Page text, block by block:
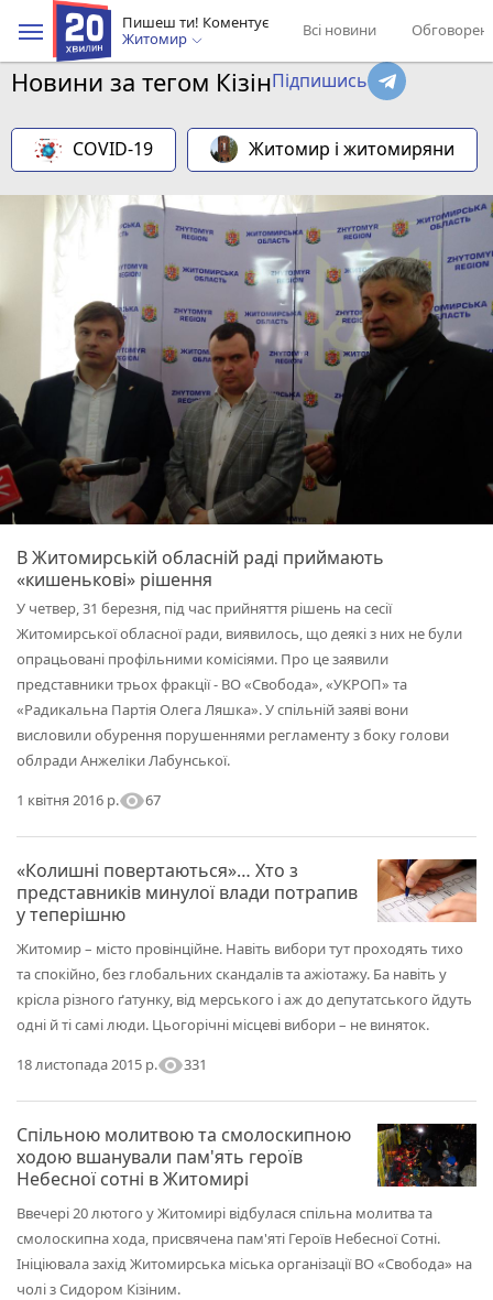
Пишеш ти! Коментує
Житомир
Всі новини
Новини за тегом КізінПідпишись
COVID-19 Житомир і житомиряни
В Житомирській обласній раді приймають
«кишенькові» рішення
У четвер, 31 березня, під час прийняття рішень на сесії
Житомирської обласної ради, виявилось, що деякі з них не були
опрацьовані профільними комісіями. Про це заявили
представники трьох фракції - ВО «Свобода», «УКРОП» та
«Радикальна Партія Олега Ляшка». У спільній заяві вони
висловили обурення порушеннями регламенту з боку голови
облради Анжеліки Лабунської.
1 квітня 2016 р.visibility67
«Колишні повертаються»… Хто з
представників минулої влади потрапив
у теперішню
Житомир – місто провінційне. Навіть вибори тут проходять тихо
та спокійно, без глобальних скандалів та ажіотажу. Ба навіть у
крісла різного ґатунку, від мерського і аж до депутатського йдуть
одні й ті самі люди. Цьогорічні місцеві вибори – не виняток.
18 листопада 2015 р.visibility331
Спільною молитвою та смолоскипною
ходою вшанували пам'ять героїв
Небесної сотні в Житомирі
Ввечері 20 лютого у Житомирі відбулася спільна молитва та
смолоскипна хода, присвячена пам'яті Героїв Небесної Сотні.
Ініціювала захід Житомирська міська організації ВО «Свобода» на
чолі з Сидором Кізіним.